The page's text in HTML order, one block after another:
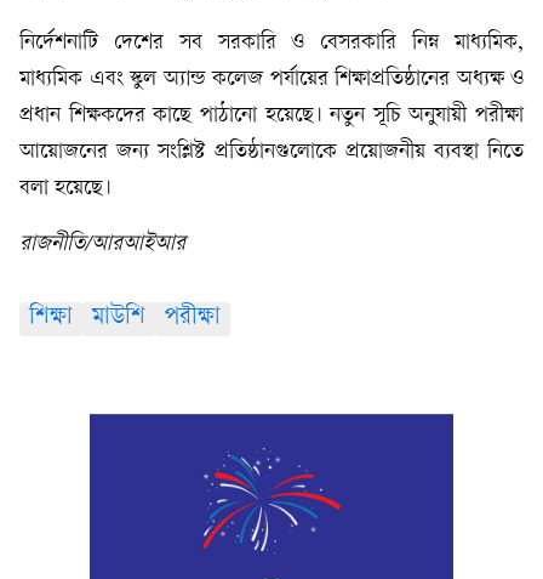
নির্দেশনাটি দেশের সব সরকারি ও বেসরকারি নিম্ন মাধ্যমিক,
মাধ্যমিক এবং স্কুল অ্যান্ড কলেজ পর্যায়ের শিক্ষাপ্রতিষ্ঠানের অধ্যক্ষ ও
প্রধান শিক্ষকদের কাছে পাঠানো হয়েছে। নতুন সূচি অনুযায়ী পরীক্ষা
আয়োজনের জন্য সংশ্লিষ্ট প্রতিষ্ঠানগুলোকে প্রয়োজনীয় ব্যবস্থা নিতে
বলা হয়েছে।
রাজনীতি/আরআইআর
শিক্ষা মাউশি পরীক্ষা